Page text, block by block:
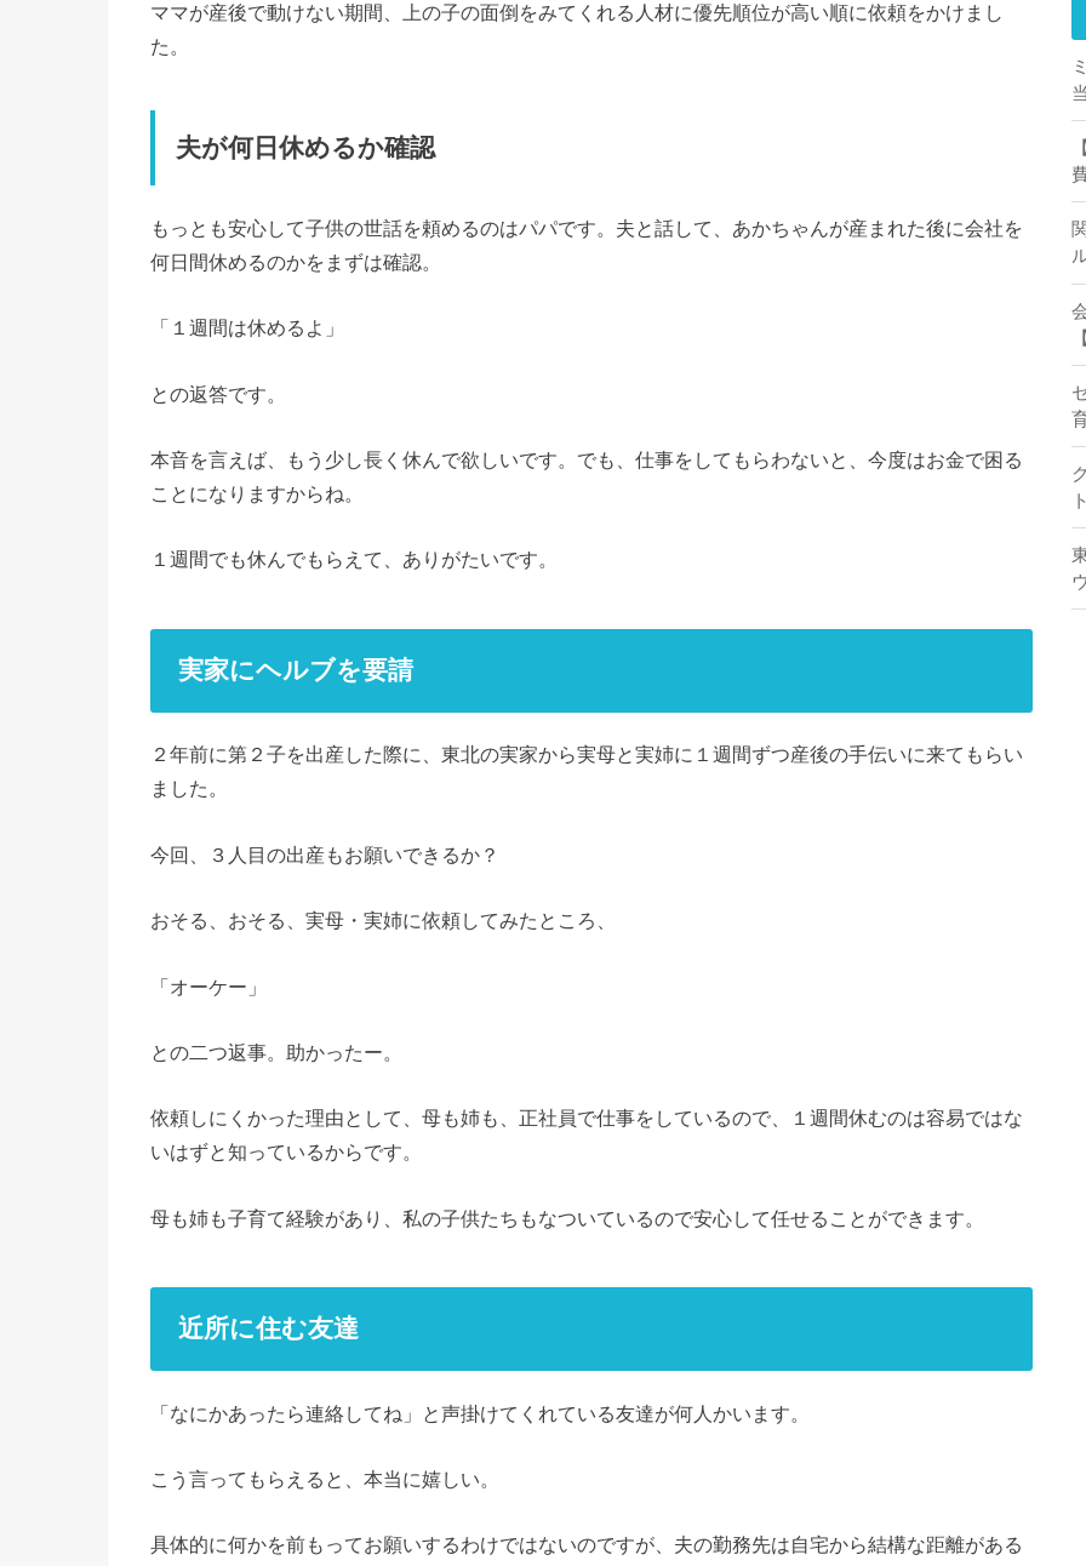
ママが産後で動けない期間、上の子の面倒をみてくれる人材に優先順位が高い順に依頼をかけまし
た。
夫が何日休めるか確認
もっとも安心して子供の世話を頼めるのはパパです。夫と話して、あかちゃんが産まれた後に会社を
何日間休めるのかをまずは確認。
「１週間は休めるよ」
との返答です。
本音を言えば、もう少し長く休んで欲しいです。でも、仕事をしてもらわないと、今度はお金で困る
ことになりますからね。
１週間でも休んでもらえて、ありがたいです。
実家にヘルブを要請
２年前に第２子を出産した際に、東北の実家から実母と実姉に１週間ずつ産後の手伝いに来てもらい
ました。
今回、３人目の出産もお願いできるか？
おそる、おそる、実母・実姉に依頼してみたところ、
「オーケー」
との二つ返事。助かったー。
依頼しにくかった理由として、母も姉も、正社員で仕事をしているので、１週間休むのは容易ではな
いはずと知っているからです。
母も姉も子育て経験があり、私の子供たちもなついているので安心して任せることができます。
近所に住む友達
「なにかあったら連絡してね」と声掛けてくれている友達が何人かいます。
こう言ってもらえると、本当に嬉しい。
具体的に何かを前もってお願いするわけではないのですが、夫の勤務先は自宅から結構な距離がある